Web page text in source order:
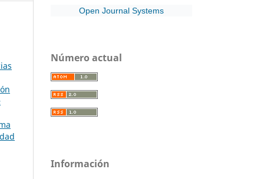
Open Journal Systems
Número actual
Información